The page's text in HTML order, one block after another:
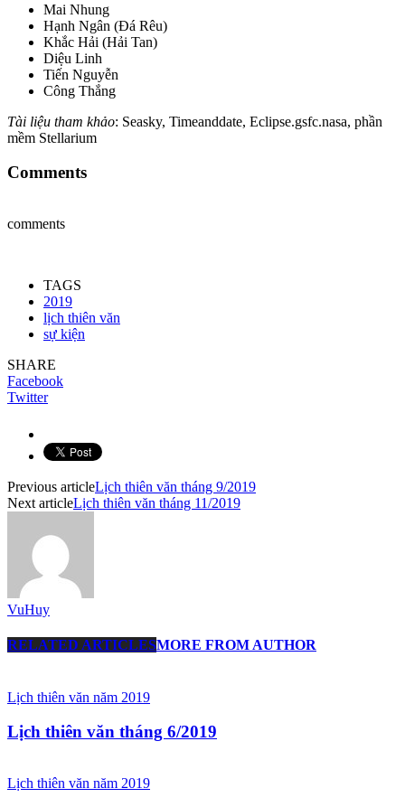
Mai Nhung
Hạnh Ngân (Đá Rêu)
Khắc Hải (Hải Tan)
Diệu Linh
Tiến Nguyễn
Công Thắng
Tài liệu tham khảo: Seasky, Timeanddate, Eclipse.gsfc.nasa, phần
mềm Stellarium
Comments
comments
TAGS
2019
lịch thiên văn
sự kiện
SHARE
Facebook
Twitter
Previous articleLịch thiên văn tháng 9/2019
Next articleLịch thiên văn tháng 11/2019
VuHuy
RELATED ARTICLESMORE FROM AUTHOR
Lịch thiên văn năm 2019
Lịch thiên văn tháng 6/2019
Lịch thiên văn năm 2019